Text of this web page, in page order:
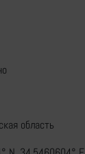
область